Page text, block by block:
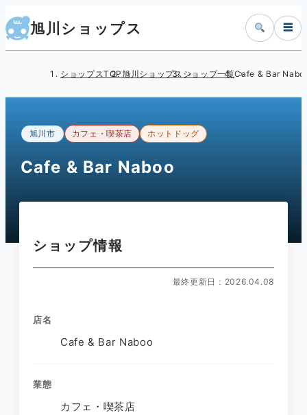
旭川ショップス ☰
ショップスTOP旭川ショップス ショップ一覧Cafe & Bar
旭川市 カフェ・喫茶店 ホットドッグ
Cafe & Bar Naboo
ショップ情報
最終更新日：2026.04.08
店名
Cafe & Bar Naboo
業態
カフェ・喫茶店